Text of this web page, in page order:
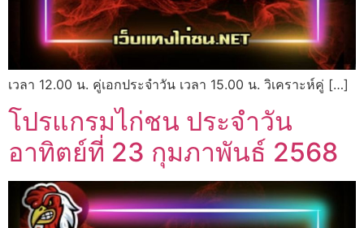
เวลา 12.00 น. คู่เอกประจำวัน เวลา 15.00 น. วิเคราะห์คู่ […]
โปรแกรมไก่ชน ประจำวัน
อาทิตย์ที่ 23 กุมภาพันธ์ 2568